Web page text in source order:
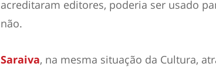
acreditaram editores, poderia ser usado
não.
Saraiva, na mesma situação da Cultura,